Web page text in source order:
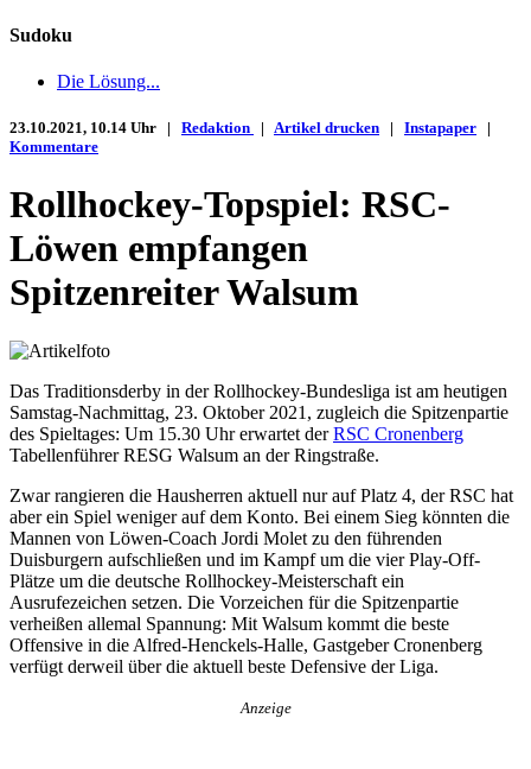
Sudoku
Die Lösung...
23.10.2021, 10.14 Uhr | Redaktion | Artikel drucken | Instapaper |
Kommentare
Rollhockey-Topspiel: RSC-
Löwen empfangen
Spitzenreiter Walsum
Das Traditionsderby in der Rollhockey-Bundesliga ist am heutigen
Samstag-Nachmittag, 23. Oktober 2021, zugleich die Spitzenpartie
des Spieltages: Um 15.30 Uhr erwartet derRSC Cronenberg
Tabellenführer RESG Walsum an der Ringstraße.
Zwar rangieren die Hausherren aktuell nur auf Platz 4, der RSC hat
aber ein Spiel weniger auf dem Konto. Bei einem Sieg könnten die
Mannen von Löwen-Coach Jordi Molet zu den führenden
Duisburgern aufschließen und im Kampf um die vier Play-Off-
Plätze um die deutsche Rollhockey-Meisterschaft ein
Ausrufezeichen setzen. Die Vorzeichen für die Spitzenpartie
verheißen allemal Spannung: Mit Walsum kommt die beste
Offensive in die Alfred-Henckels-Halle, Gastgeber Cronenberg
verfügt derweil über die aktuell beste Defensive der Liga.
Anzeige